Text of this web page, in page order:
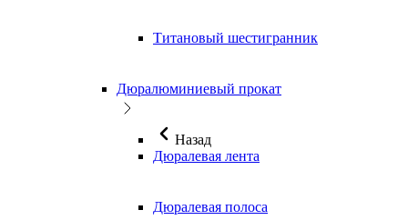
Титановый шестигранник
Дюралюминиевый прокат
Назад
Дюралевая лента
Дюралевая полоса